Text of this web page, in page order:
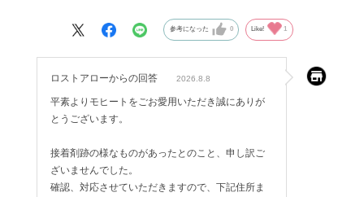
ークがくたびれてしまったので、今回は正規品を購入。
定価だったのに、製造過程の問題でしょうが、両足の内
側に接着剤跡のようなベタベタがあり、拭いても取れな
いのが残念でした。
参考になった 0 Like! 1
ロストアローからの回答 2026.8.8
平素よりモヒートをごお愛用いただき誠にありが
とうございます。
接着剤跡の様なものがあったとのこと、申し訳ご
ざいませんでした。
確認、対応させていただきますので、下記住所ま
れまで何足もスカルパのアプローチシューズを履いてき
たが、ソールがめくれたことは一度もない。性能を保ち
スカルパ以外に経験がない。
製造と販売が続くことを期待したい。